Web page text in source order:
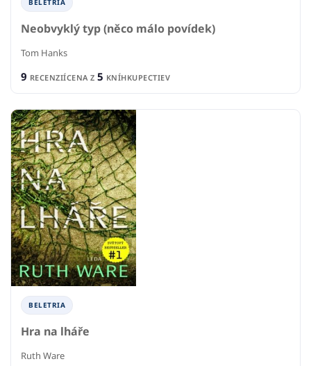
Neobvyklý typ (něco málo povídek)
Tom Hanks
9 RECENZIÍCENA Z 5 KNÍHKUPECTIEV
BELETRIA
Hra na lháře
Ruth Ware